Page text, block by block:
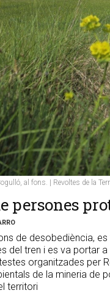
al fons. | Revoltes de la
persones
de desobediència,
del tren i es va portar
organitzades per
de la mineria de
territori